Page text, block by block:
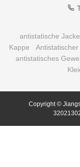
antistatische Jacke
Kappe
antistatisches
Copyright ©